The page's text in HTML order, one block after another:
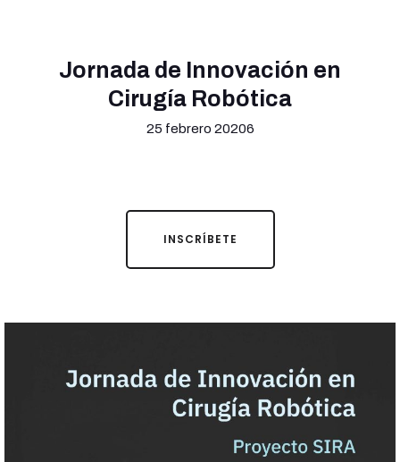
Jornada de Innovación en
Cirugía Robótica
25 febrero 20206
INSCRÍBETE